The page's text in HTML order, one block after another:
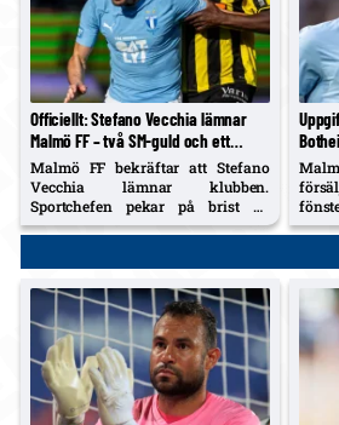
Officiellt: Stefano Vecchia lämnar
Malmö FF – två SM-guld och ett
cupguld i bagaget
Malmö FF bekräftar att Stefano
Vecchia lämnar klubben.
Sportchefen pekar på brist på
speltid och föryngringsprocessen
före